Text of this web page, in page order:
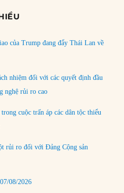
của Trump đang đẩy Thái Lan về
nhiệm đối với các quyết định đầu
nghệ rủi ro cao
cuộc trấn áp các dân tộc thiểu
rủi ro đối với Đảng Cộng sản
08/2026